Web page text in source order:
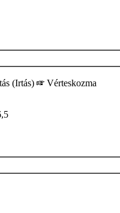
(Irtás)
Vérteskozma